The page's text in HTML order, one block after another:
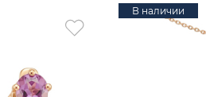
В наличии